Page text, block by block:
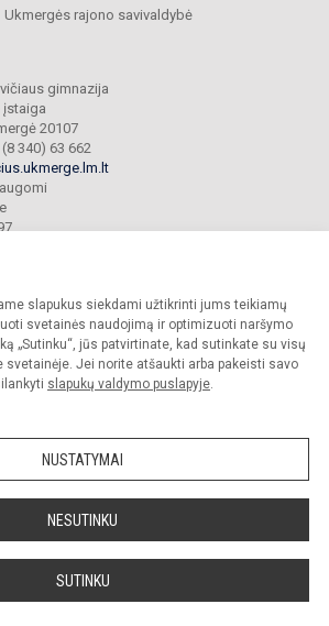
slapukus siekdami užtikrinti jums teikiamų
svetainės naudojimą ir optimizuoti naršymo
„Sutinku“, jūs patvirtinate, kad sutinkate su visų
svetainėje. Jei norite atšaukti arba pakeisti savo
slapukų valdymo puslapyje.
NUSTATYMAI
NESUTINKU
SUTINKU
Ukmergės rajono savivaldybė
gimnazija
įstaiga
20107
340) 63 662
Basanavičiaus gimnazija. Visos teisės saugomos.
gimnazijos sutikimo griežtai draudžiama.
paraiška Slapukų politika